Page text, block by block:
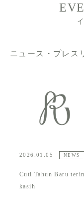
ニュース・プレス
2026.01.05 NEWS
Cuti Tahun Baru
kasih